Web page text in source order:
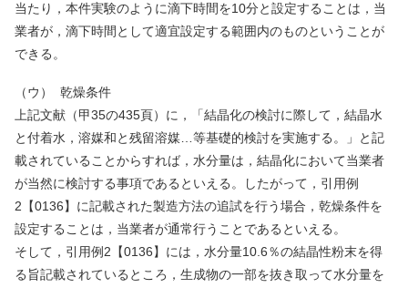
当たり，本件実験のように滴下時間を10分と設定することは，当
業者が，滴下時間として適宜設定する範囲内のものということが
できる。
（ウ）
乾燥条件
上記文献（甲35の435頁）に，「結晶化の検討に際して，結晶水
と付着水，溶媒和と残留溶媒…等基礎的検討を実施する。」と記
載されていることからすれば，水分量は，結晶化において当業者
が当然に検討する事項であるといえる。したがって，引用例
2 【0136】に記載された製造方法の追試を行う場合，乾燥条件を
設定することは，当業者が通常行うことであるといえる。
そして，引用例 2 【0136】には，水分量10.6％の結晶性粉末を得
る旨記載されているところ，生成物の一部を抜き取って水分量を